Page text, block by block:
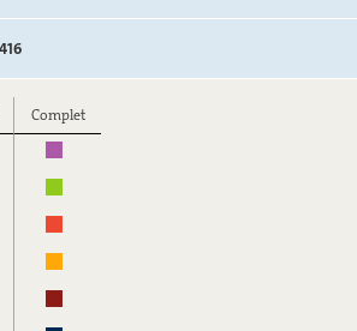
Complet